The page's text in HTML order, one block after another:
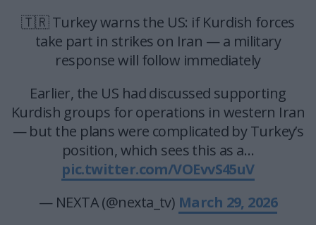
🇹🇷 Turkey warns the US: if Kurdish forces
take part in strikes on Iran — a military
response will follow immediately
Earlier, the US had discussed supporting
Kurdish groups for operations in western Iran
— but the plans were complicated by Turkey’s
position, which sees this as a…
pic.twitter.com/VOEvvS45uV
— NEXTA (@nexta_tv) March 29, 2026